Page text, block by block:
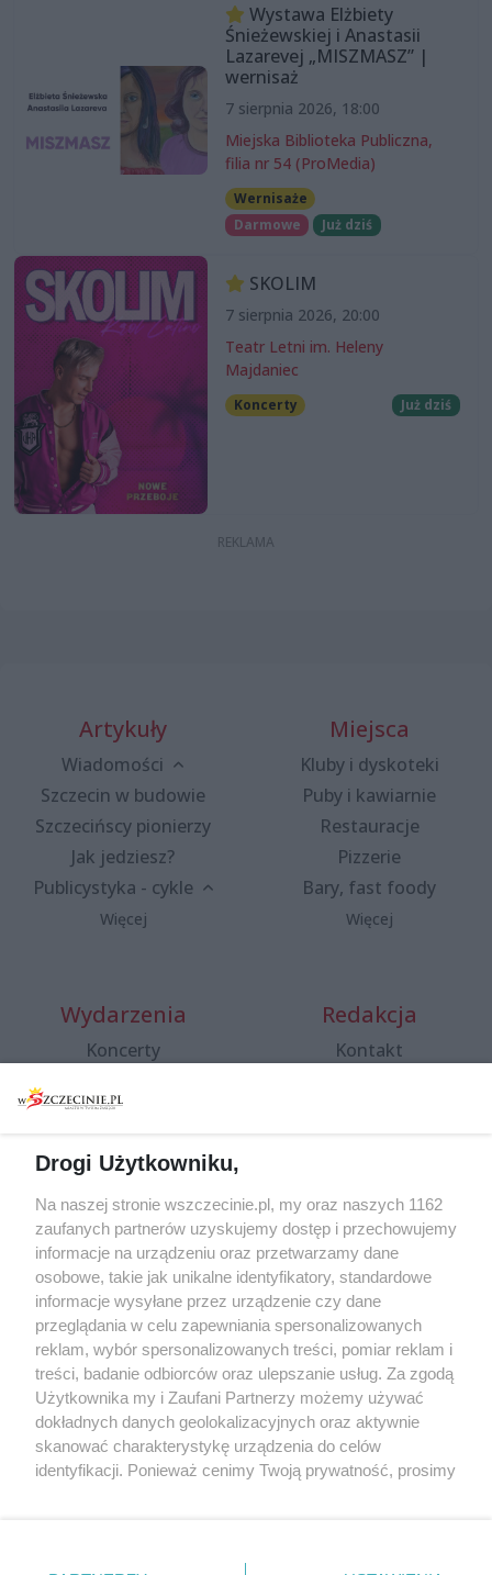
Wystawa Elżbiety
Śnieżewskiej i Anastasii
Lazarevej „MISZMASZ” |
wernisaż
7 sierpnia 2026, 18:00
Miejska Biblioteka Publiczna,
filia nr 54 (ProMedia)
Wernisaże
Darmowe
Już dziś
SKOLIM
7 sierpnia 2026, 20:00
Teatr Letni im. Heleny
Majdaniec
Koncerty Już dziś
Artykuły
Wiadomości
Szczecin w budowie
Szczecińscy pionierzy
Jak jedziesz?
Publicystyka - cykle
Więcej
Miejsca
Kluby i dyskoteki
Puby i kawiarnie
Restauracje
Pizzerie
Bary, fast foody
Więcej
Wydarzenia
Koncerty
Spacery i oprowadzania
targi
Wernisaże
Więcej
Redakcja
Kontakt
Specjalny koncert z okazji
20. urodzin portalu
wSzczecinie.pl
Regulamin konkursów
śniadaniówka "Hej
Szczecin! Jest piątek!"
Partnerzy
Praca Szczecin
Drogi Użytkowniku,
Na naszej stronie wszczecinie.pl, my oraz naszych 1162
zaufanych partnerów uzyskujemy dostęp i przechowujemy
informacje na urządzeniu oraz przetwarzamy dane
osobowe, takie jak unikalne identyfikatory, standardowe
informacje wysyłane przez urządzenie czy dane
przeglądania w celu zapewniania spersonalizowanych
reklam, wybór spersonalizowanych treści, pomiar reklam i
treści, badanie odbiorców oraz ulepszanie usług. Za zgodą
Użytkownika my i Zaufani Partnerzy możemy używać
dokładnych danych geolokalizacyjnych oraz aktywnie
skanować charakterystykę urządzenia do celów
identyfikacji. Ponieważ cenimy Twoją prywatność, prosimy
prywatności znajdujący się w lewym dolnym rogu strony